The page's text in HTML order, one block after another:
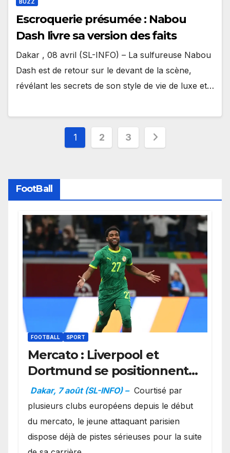
BUZZ
Escroquerie présumée : Nabou
Dash livre sa version des faits
Dakar , 08 avril (SL-INFO) – La sulfureuse Nabou
Dash est de retour sur le devant de la scène,
révélant les secrets de son style de vie de luxe et…
Pagination
1 2 3
FootBall
FOOTBALL SPORT
Mercato : Liverpool et
Dortmund se positionnent
en favoris pour recruter
Ibrahim Mbaye
Dakar, 7 août (SL-INFO) – Courtisé par
plusieurs clubs européens depuis le début
du mercato, le jeune attaquant parisien
dispose déjà de pistes sérieuses pour la suite